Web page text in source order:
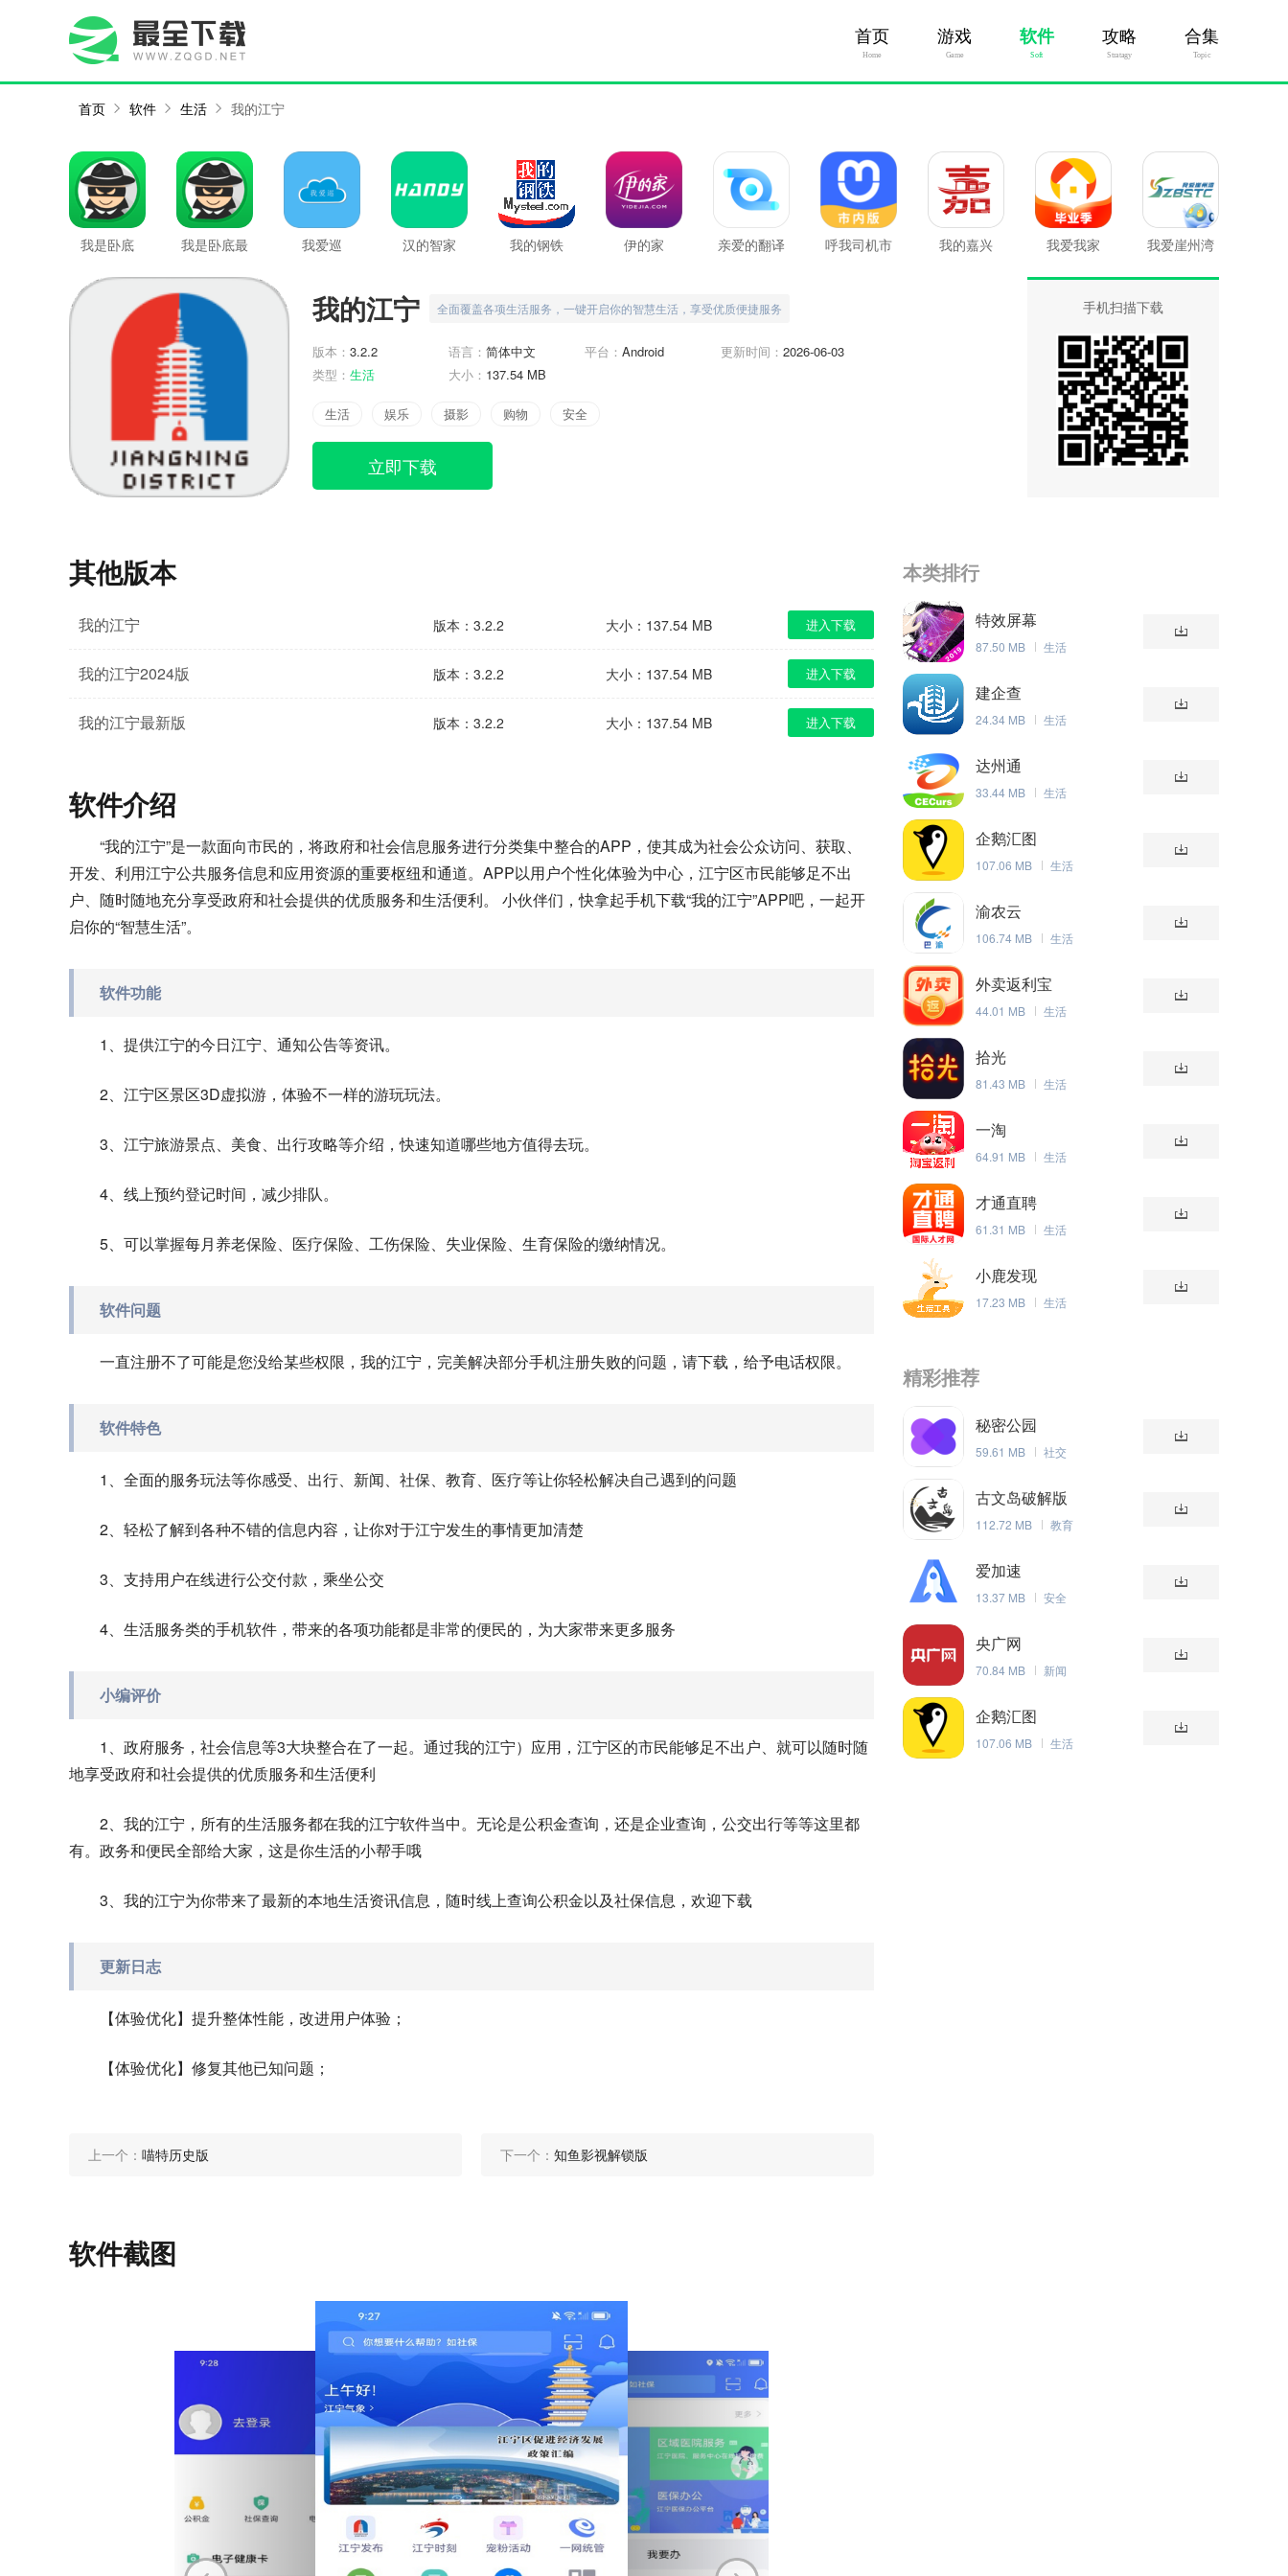
首页
Home
游戏
Game
软件
Soft
攻略
Stratagy
合集
Topic
首页 软件 生活 我的江宁
我是卧底
我是卧底最
我爱巡 汉的智家 我的钢铁 伊的家
亲爱的翻译
呼我司机市
我的嘉兴 我爱我家 我爱崖州湾
手机扫描下载
我的江宁 全面覆盖各项生活服务，一键开启你的智慧生活，享受优质便捷服务
版本： 3.2.2 语言： 简体中文 平台： Android 更新时间： 2026-06-03
类型： 生活 大小： 137.54 MB
生活 娱乐 摄影 购物 安全
立即下载
其他版本
我的江宁 版本：3.2.2 大小：137.54 MB 进入下载
我的江宁2024版 版本：3.2.2 大小：137.54 MB 进入下载
我的江宁最新版 版本：3.2.2 大小：137.54 MB 进入下载
软件介绍
“我的江宁”是一款面向市民的，将政府和社会信息服务进行分类集中整合的APP，使其成为社会公众访问、获取、
开发、利用江宁公共服务信息和应用资源的重要枢纽和通道。APP以用户个性化体验为中心，江宁区市民能够足不出
户、随时随地充分享受政府和社会提供的优质服务和生活便利。 小伙伴们，快拿起手机下载“我的江宁”APP吧，一起开
启你的“智慧生活”。
软件功能
1、提供江宁的今日江宁、通知公告等资讯。
2、江宁区景区3D虚拟游，体验不一样的游玩玩法。
3、江宁旅游景点、美食、出行攻略等介绍，快速知道哪些地方值得去玩。
4、线上预约登记时间，减少排队。
5、可以掌握每月养老保险、医疗保险、工伤保险、失业保险、生育保险的缴纳情况。
软件问题
一直注册不了可能是您没给某些权限，我的江宁，完美解决部分手机注册失败的问题，请下载，给予电话权限。
软件特色
1、全面的服务玩法等你感受、出行、新闻、社保、教育、医疗等让你轻松解决自己遇到的问题
2、轻松了解到各种不错的信息内容，让你对于江宁发生的事情更加清楚
3、支持用户在线进行公交付款，乘坐公交
4、生活服务类的手机软件，带来的各项功能都是非常的便民的，为大家带来更多服务
小编评价
1、政府服务，社会信息等3大块整合在了一起。通过我的江宁）应用，江宁区的市民能够足不出户、就可以随时随
地享受政府和社会提供的优质服务和生活便利
2、我的江宁，所有的生活服务都在我的江宁软件当中。无论是公积金查询，还是企业查询，公交出行等等这里都
有。政务和便民全部给大家，这是你生活的小帮手哦
3、我的江宁为你带来了最新的本地生活资讯信息，随时线上查询公积金以及社保信息，欢迎下载
更新日志
【体验优化】提升整体性能，改进用户体验；
【体验优化】修复其他已知问题；
上一个： 喵特历史版 下一个： 知鱼影视解锁版
软件截图
本类排行
特效屏幕
87.50 MB 生活
建企查
24.34 MB 生活
达州通
33.44 MB 生活
企鹅汇图
107.06 MB 生活
渝农云
106.74 MB 生活
外卖返利宝
44.01 MB 生活
拾光
81.43 MB 生活
一淘
64.91 MB 生活
才通直聘
61.31 MB 生活
小鹿发现
17.23 MB 生活
精彩推荐
秘密公园
59.61 MB 社交
古文岛破解版
112.72 MB 教育
爱加速
13.37 MB 安全
央广网
70.84 MB 新闻
企鹅汇图
107.06 MB 生活